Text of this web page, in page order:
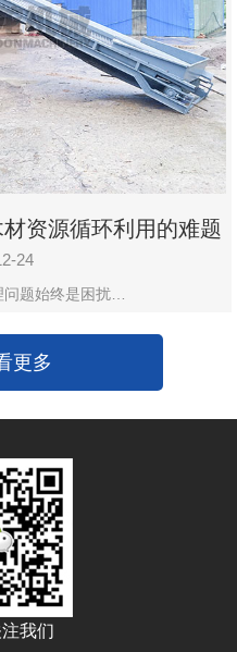
资源循环利用的难题
24
题始终是困扰…
更多
我们